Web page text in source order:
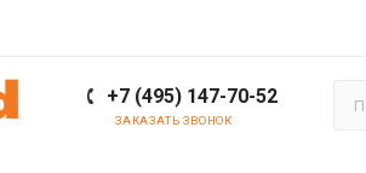
+7 (495) 147-70-52
ЗАКАЗАТЬ ЗВОНОК